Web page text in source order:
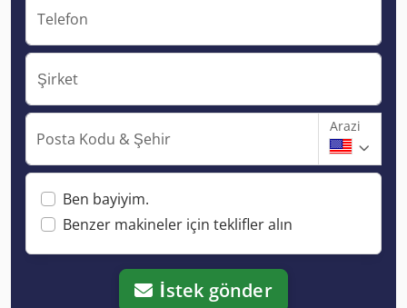
Telefon
Şirket
Posta Kodu & Şehir
Arazi
Ben bayiyim.
Benzer makineler için teklifler alın
İstek gönder